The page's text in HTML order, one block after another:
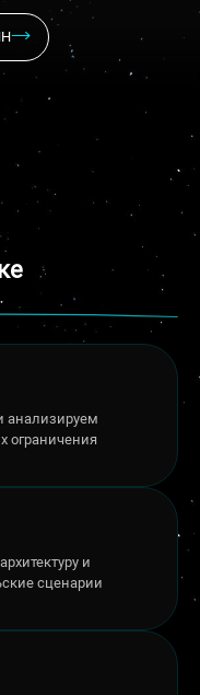
анализируем
ограничения
и
сценарии